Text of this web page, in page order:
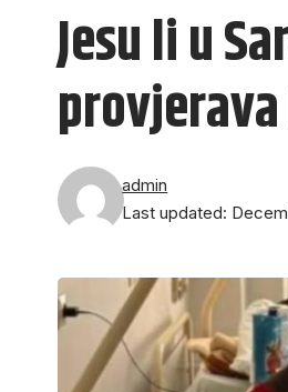
Jesu li u
Last updated:
admin